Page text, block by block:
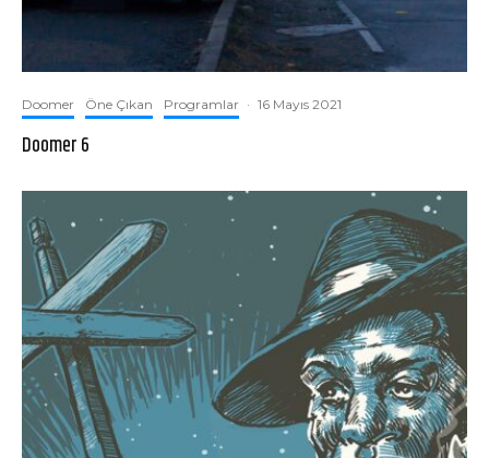
Doomer Öne Çıkan Programlar · 16 Mayıs 2021
Doomer 6